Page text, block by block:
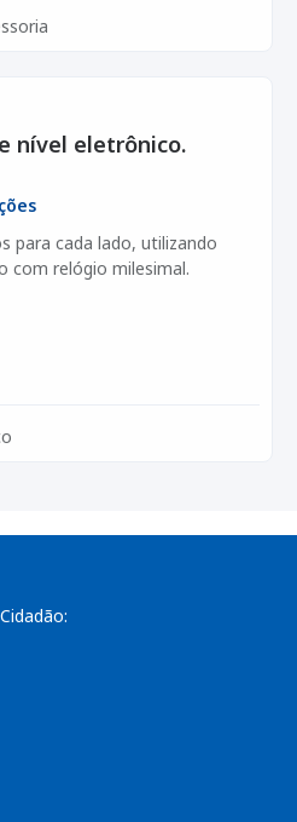
nível eletrônico.
para cada lado, utilizando
com relógio milesimal.